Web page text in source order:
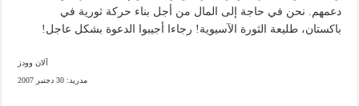
دعمهم. نحن في حاجة إلى المال من أجل بناء حركة ثورية في
باكستان، طليعة الثورة الآسيوية! رجاءا أجيبوا الدعوة بشكل عاجل!
آلان وودز
مدريد: 30 دجنبر 2007